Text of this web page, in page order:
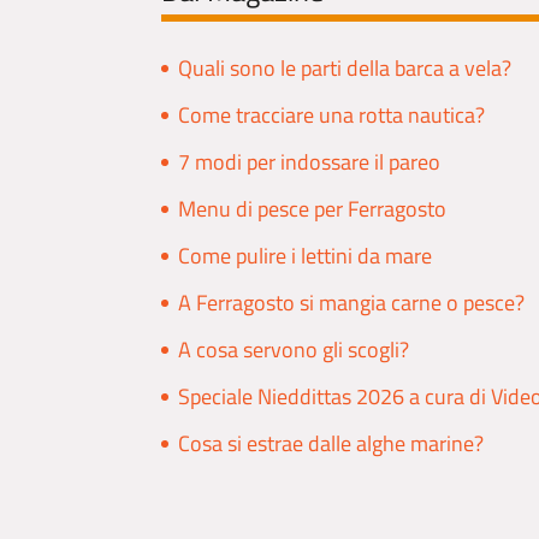
Quali sono le parti della barca a vela?
Come tracciare una rotta nautica?
7 modi per indossare il pareo
Menu di pesce per Ferragosto
Come pulire i lettini da mare
A Ferragosto si mangia carne o pesce?
A cosa servono gli scogli?
Speciale Nieddittas 2026 a cura di
Cosa si estrae dalle alghe marine?